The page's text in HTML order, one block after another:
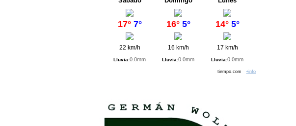
17° 7°
22 km/h
Lluvia:0.0mm
16° 5°
16 km/h
Lluvia:0.0mm
14° 5°
17 km/h
Lluvia:0.0mm
tiempo.com+info